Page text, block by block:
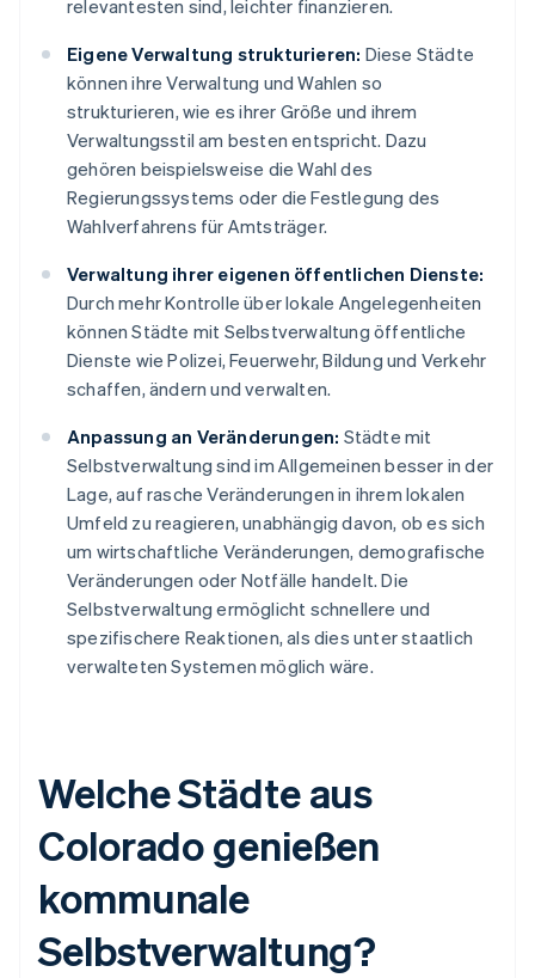
relevantesten sind, leichter finanzieren.
Eigene Verwaltung strukturieren: Diese Städte
können ihre Verwaltung und Wahlen so
strukturieren, wie es ihrer Größe und ihrem
Verwaltungsstil am besten entspricht. Dazu
gehören beispielsweise die Wahl des
Regierungssystems oder die Festlegung des
Wahlverfahrens für Amtsträger.
Verwaltung ihrer eigenen öffentlichen Dienste:
Durch mehr Kontrolle über lokale Angelegenheiten
können Städte mit Selbstverwaltung öffentliche
Dienste wie Polizei, Feuerwehr, Bildung und Verkehr
schaffen, ändern und verwalten.
Anpassung an Veränderungen: Städte mit
Selbstverwaltung sind im Allgemeinen besser in der
Lage, auf rasche Veränderungen in ihrem lokalen
Umfeld zu reagieren, unabhängig davon, ob es sich
um wirtschaftliche Veränderungen, demografische
Veränderungen oder Notfälle handelt. Die
Selbstverwaltung ermöglicht schnellere und
spezifischere Reaktionen, als dies unter staatlich
verwalteten Systemen möglich wäre.
Welche Städte aus
Colorado genießen
kommunale
Selbstverwaltung?